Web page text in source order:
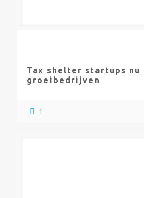
Tax shelter startups nu
groeibedrijven
1